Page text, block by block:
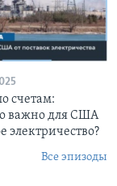
счетам:
важно для США
электричество?
Все эпизоды